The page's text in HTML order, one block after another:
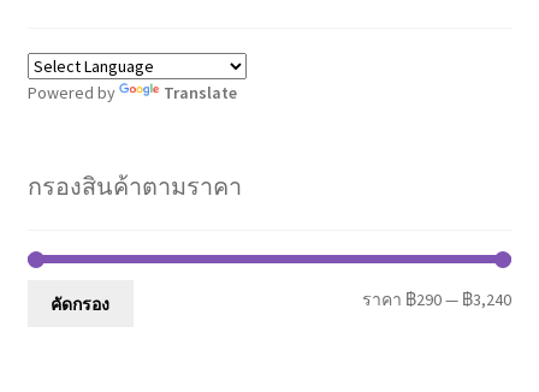
Powered by Translate
กรองสินค้าตามราคา
รา
รา
คัดกรอง ราคา ฿290— ฿3,240